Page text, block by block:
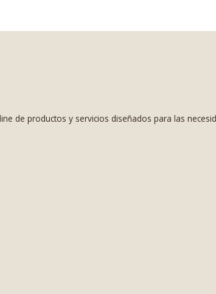
de productos y servicios diseñados para las